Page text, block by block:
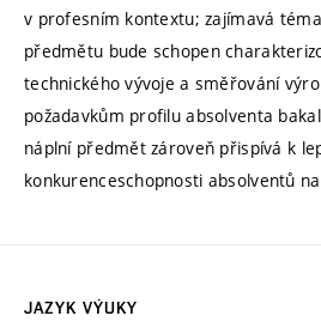
v profesním kontextu; zajímavá
předmětu bude schopen
technického vývoje a směřování
požadavkům profilu absolventa
náplní předmět zároveň přispívá k
konkurenceschopnosti absolventů
JAZYK VÝUKY